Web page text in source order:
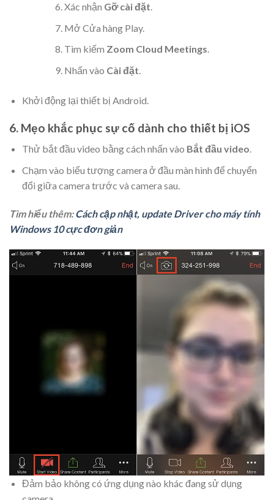
Xác nhận Gỡ cài đặt.
Mở Cửa hàng Play.
Tìm kiếm Zoom Cloud Meetings.
Nhấn vào Cài đặt.
Khởi động lại thiết bị Android.
6. Mẹo khắc phục sự cố dành cho thiết bị iOS
Thử bắt đầu video bằng cách nhấn vào Bắt đầu video.
Chạm vào biểu tượng camera ở đầu màn hình để chuyển
đổi giữa camera trước và camera sau.
Tìm hiểu thêm:Cách cập nhật, update Driver cho máy tính
Windows 10 cực đơn giản
Đảm bảo không có ứng dụng nào khác đang sử dụng